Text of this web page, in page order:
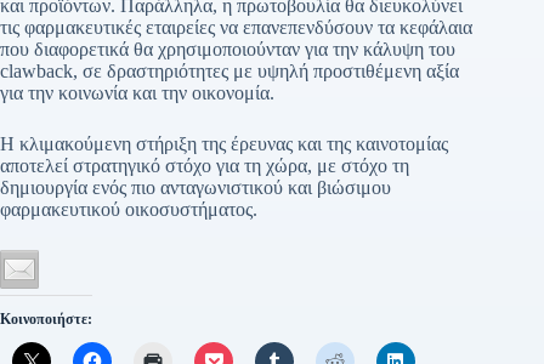
και προϊόντων. Παράλληλα, η πρωτοβουλία θα διευκολύνει
τις φαρμακευτικές εταιρείες να επανεπενδύσουν τα κεφάλαια
που διαφορετικά θα χρησιμοποιούνταν για την κάλυψη του
clawback, σε δραστηριότητες με υψηλή προστιθέμενη αξία
για την κοινωνία και την οικονομία.
Η κλιμακούμενη στήριξη της έρευνας και της καινοτομίας
αποτελεί στρατηγικό στόχο για τη χώρα, με στόχο τη
δημιουργία ενός πιο ανταγωνιστικού και βιώσιμου
φαρμακευτικού οικοσυστήματος.
Κοινοποιήστε: